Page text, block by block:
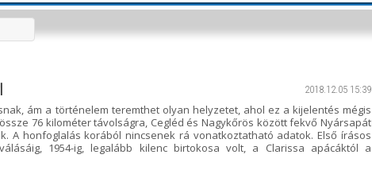
2018.12.05 15:39
ám a történelem teremthet olyan helyzetet, ahol ez a kijelentés mégis
76 kilométer távolságra, Cegléd és Nagykőrös között fekvő Nyársapát
A honfoglalás korából nincsenek rá vonatkoztatható adatok. Első írásos
1954-ig, legalább kilenc birtokosa volt, a Clarissa apácáktól a